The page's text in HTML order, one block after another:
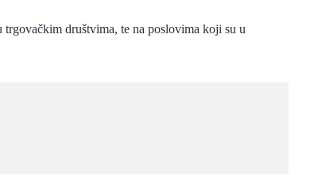
društvima, te na poslovima koji su u